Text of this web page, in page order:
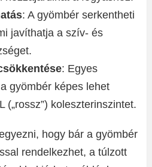
: A gyömbér serkentheti
javíthatja a szív- és
: Egyes
gyömbér képes lehet
(„rossz”) koleszterinszintet.
hogy bár a gyömbér
rendelkezhet, a túlzott